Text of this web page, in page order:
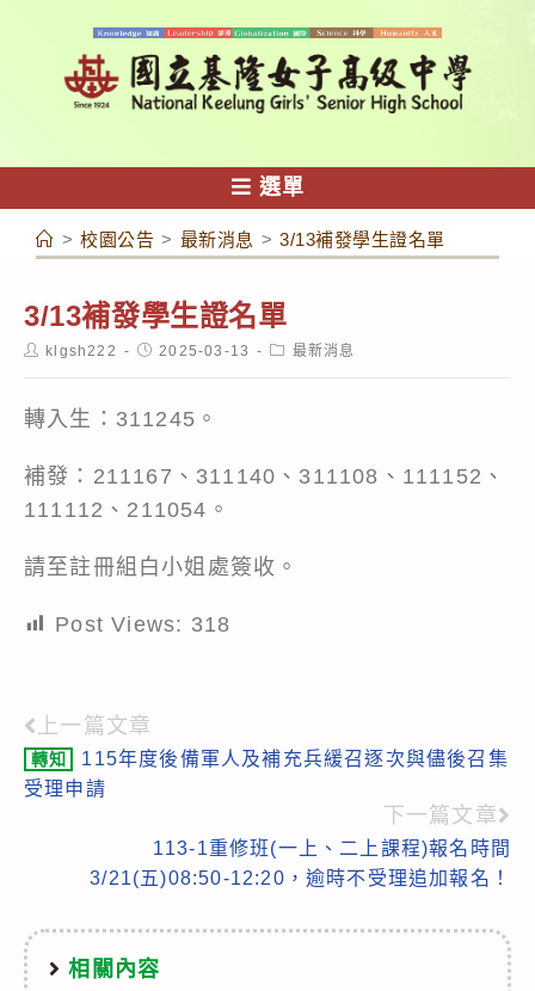
容
選單
> 校園公告 > 最新消息 > 3/13補發學生證名單
3/13補發學生證名單
Postklgsh222
Post2025-03-13
Post最新消息
轉入生：311245。
補發：211167、311140、311108、111152、
111112、211054。
請至註冊組白小姐處簽收。
Post Views: 318
Read
more
上一篇文章
轉知
115年度後備軍人及補充兵緩召逐次與儘後召集
受理申請
下一篇文章
113-1重修班(一上、二上課程)報名時間
3/21(五)08:50-12:20，逾時不受理追加報名！
相關內容